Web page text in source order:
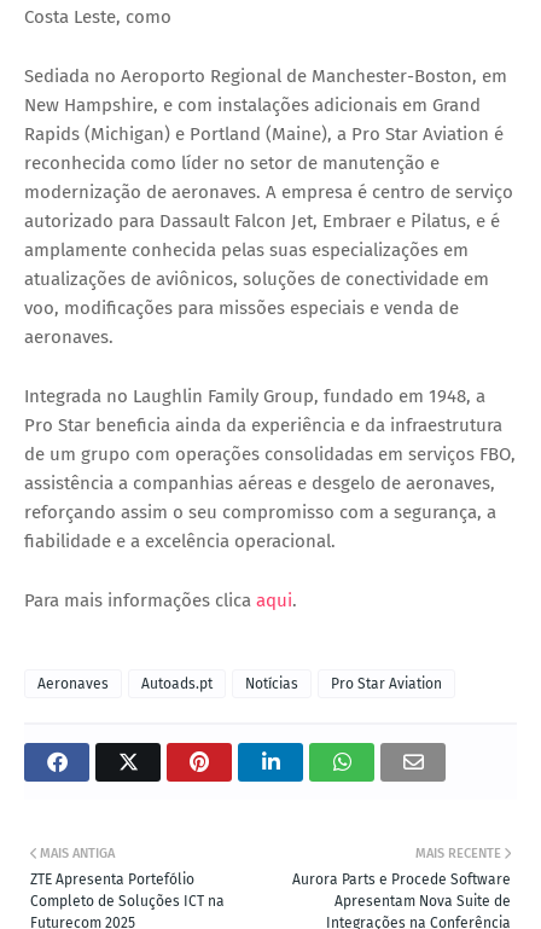
Costa Leste, como
Sediada no Aeroporto Regional de Manchester-Boston, em
New Hampshire, e com instalações adicionais em Grand
Rapids (Michigan) e Portland (Maine), a Pro Star Aviation é
reconhecida como líder no setor de manutenção e
modernização de aeronaves. A empresa é centro de serviço
autorizado para Dassault Falcon Jet, Embraer e Pilatus, e é
amplamente conhecida pelas suas especializações em
atualizações de aviônicos, soluções de conectividade em
voo, modificações para missões especiais e venda de
aeronaves.
Integrada no Laughlin Family Group, fundado em 1948, a
Pro Star beneficia ainda da experiência e da infraestrutura
de um grupo com operações consolidadas em serviços FBO,
assistência a companhias aéreas e desgelo de aeronaves,
reforçando assim o seu compromisso com a segurança, a
fiabilidade e a excelência operacional.
Para mais informações clica aqui.
Aeronaves Autoads.pt Notícias Pro Star Aviation
MAIS RECENTE
Aurora Parts e Procede Software
Apresentam Nova Suite de
Integrações na Conferência
MAIS ANTIGA
ZTE Apresenta Portefólio
Completo de Soluções ICT na
Futurecom 2025